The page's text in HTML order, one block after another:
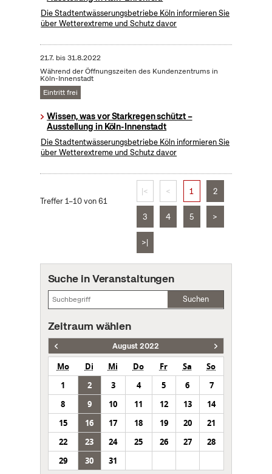
Die Stadtentwässerungsbetriebe Köln informieren Sie
über Wetterextreme und Schutz davor
21.7. bis31.8.2022
Während der Öffnungszeiten des Kundenzentrums in
Köln-Innenstadt
Eintritt frei
Wissen, was vor Starkregen schützt –
Ausstellung in Köln-Innenstadt
Die Stadtentwässerungsbetriebe Köln informieren Sie
über Wetterextreme und Schutz davor
Treffer 1–10 von 61
|< < 1 2
3 4 5 >
>|
Suche in Veranstaltungen
Suchen
Zeitraum wählen
August 2022
Mo Di Mi Do Fr Sa
So
1
2 3 4 5 6
7
8
9 10 11 12 13
14
15
16 17 18 19 20
21
22
23 24 25 26 27
28
29
30 31